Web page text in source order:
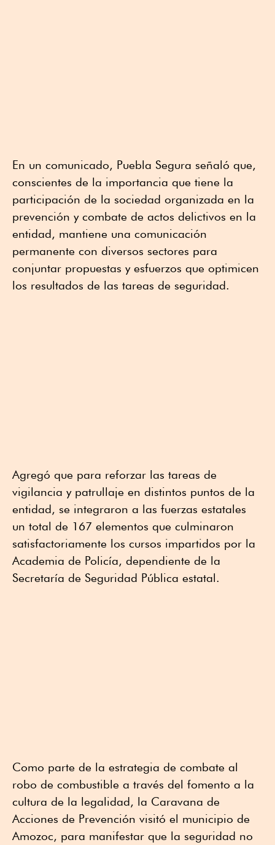
En un comunicado, Puebla Segura señaló que,
conscientes de la importancia que tiene la
participación de la sociedad organizada en la
prevención y combate de actos delictivos en la
entidad, mantiene una comunicación
permanente con diversos sectores para
conjuntar propuestas y esfuerzos que optimicen
los resultados de las tareas de seguridad.
Agregó que para reforzar las tareas de
vigilancia y patrullaje en distintos puntos de la
entidad, se integraron a las fuerzas estatales
un total de 167 elementos que culminaron
satisfactoriamente los cursos impartidos por la
Academia de Policía, dependiente de la
Secretaría de Seguridad Pública estatal.
Como parte de la estrategia de combate al
robo de combustible a través del fomento a la
cultura de la legalidad, la Caravana de
Acciones de Prevención visitó el municipio de
Amozoc, para manifestar que la seguridad no